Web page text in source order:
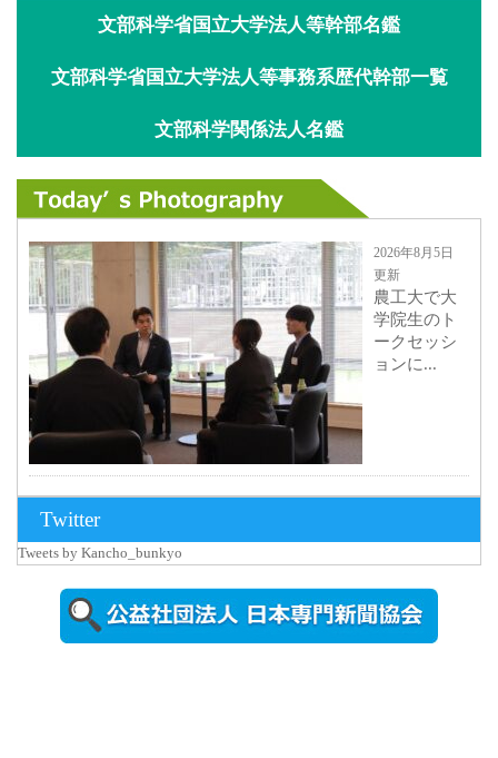
文部科学省国立大学法人等幹部名鑑
文部科学省国立大学法人等事務系歴代幹部一覧
文部科学関係法人名鑑
2026年8月5日
更新
農工大で大
学院生のト
ークセッシ
ョンに...
ォトスポッ
ト （8...
Twitter
Tweets by Kancho_bunkyo